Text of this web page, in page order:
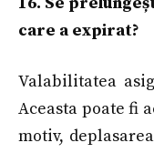
care a expirat?
Valabilitatea
Aceasta poate fi
motiv,